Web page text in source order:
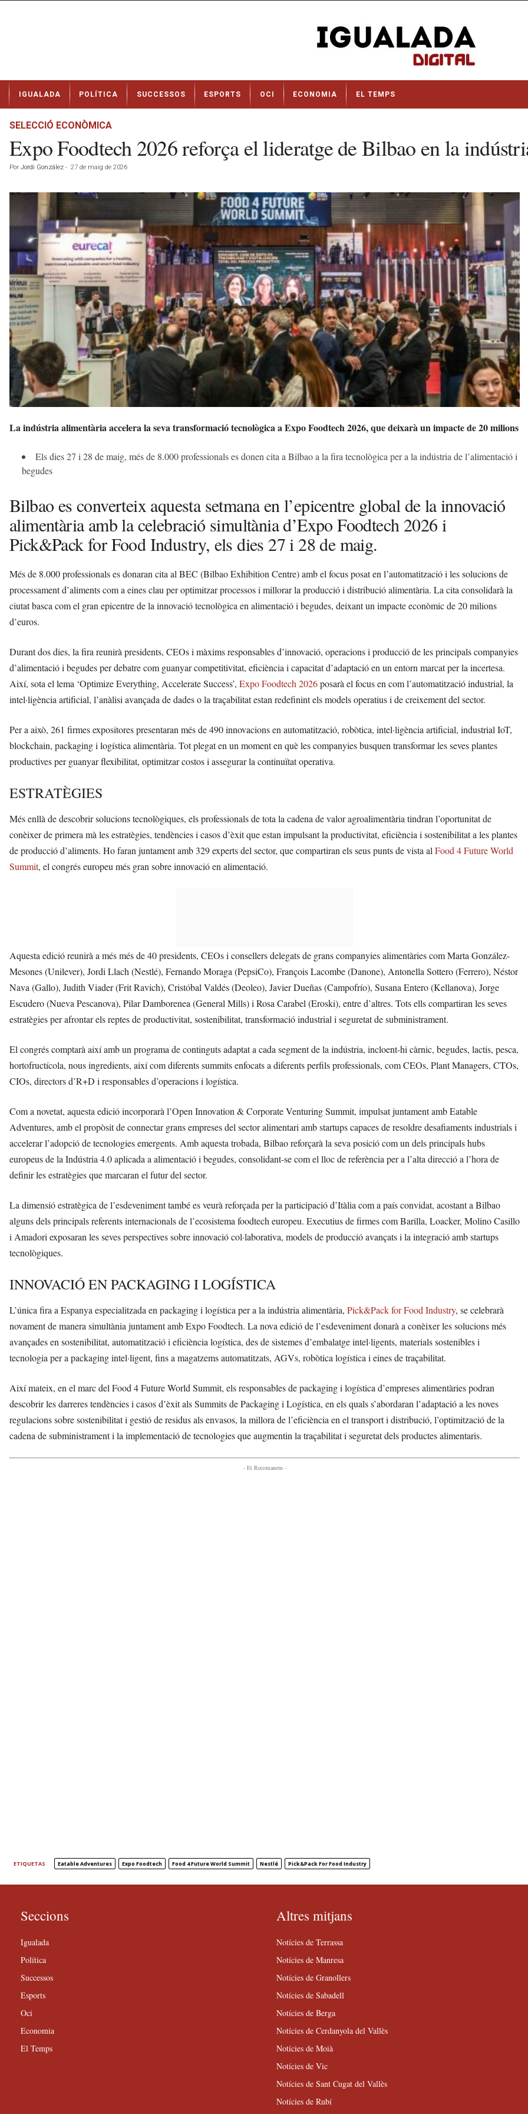
t
IGUALADA POLÍTICA SUCCESSOS ESPORTS OCI ECONOMIA EL TEMPS
SELECCIÓ ECONÒMICA
Expo Foodtech 2026 reforça el lideratge de Bilbao en la
Por Jordi González - 27 de maig de 2026
La indústria alimentària accelera la seva transformació tecnològica a Expo Foodtech 2026, que deixarà un impacte de 20 milions
Els dies 27 i 28 de maig, més de 8.000 professionals es donen cita a Bilbao a la fira tecnològica per a la indústria de l’alimentació i
begudes
Bilbao es converteix aquesta setmana en l’epicentre global de la innovació
alimentària amb la celebració simultània d’Expo Foodtech 2026 i
Pick&Pack for Food Industry, els dies 27 i 28 de maig.
Més de 8.000 professionals es donaran cita al BEC (Bilbao Exhibition Centre) amb el focus posat en l’automatització i les solucions de
processament d’aliments com a eines clau per optimitzar processos i millorar la producció i distribució alimentària. La cita consolidarà la
ciutat basca com el gran epicentre de la innovació tecnològica en alimentació i begudes, deixant un impacte econòmic de 20 milions
d’euros.
Durant dos dies, la fira reunirà presidents, CEOs i màxims responsables d’innovació, operacions i producció de les principals companyies
d’alimentació i begudes per debatre com guanyar competitivitat, eficiència i capacitat d’adaptació en un entorn marcat per la incertesa.
Així, sota el lema ‘Optimize Everything, Accelerate Success’, Expo Foodtech 2026posarà el focus en com l’automatització industrial, la
intel·ligència artificial, l’anàlisi avançada de dades o la traçabilitat estan redefinint els models operatius i de creixement del sector.
Per a això, 261 firmes expositores presentaran més de 490 innovacions en automatització, robòtica, intel·ligència artificial, industrial IoT,
blockchain, packaging i logística alimentària. Tot plegat en un moment en què les companyies busquen transformar les seves plantes
productives per guanyar flexibilitat, optimitzar costos i assegurar la continuïtat operativa.
ESTRATÈGIES
Més enllà de descobrir solucions tecnològiques, els professionals de tota la cadena de valor agroalimentària tindran l’oportunitat de
conèixer de primera mà les estratègies, tendències i casos d’èxit que estan impulsant la productivitat, eficiència i sostenibilitat a les plantes
de producció d’aliments. Ho faran juntament amb 329 experts del sector, que compartiran els seus punts de vista al Food 4 Future World
Summit, el congrés europeu més gran sobre innovació en alimentació.
Aquesta edició reunirà a més més de 40 presidents, CEOs i consellers delegats de grans companyies alimentàries com Marta González-
Mesones (Unilever), Jordi Llach (Nestlé), Fernando Moraga (PepsiCo), François Lacombe (Danone), Antonella Sottero (Ferrero), Néstor
Nava (Gallo), Judith Viader (Frit Ravich), Cristóbal Valdés (Deoleo), Javier Dueñas (Campofrío), Susana Entero (Kellanova), Jorge
Escudero (Nueva Pescanova), Pilar Damborenea (General Mills) i Rosa Carabel (Eroski), entre d’altres. Tots ells compartiran les seves
estratègies per afrontar els reptes de productivitat, sostenibilitat, transformació industrial i seguretat de subministrament.
El congrés comptarà així amb un programa de continguts adaptat a cada segment de la indústria, incloent-hi càrnic, begudes, lactis, pesca,
hortofructícola, nous ingredients, així com diferents summits enfocats a diferents perfils professionals, com CEOs, Plant Managers, CTOs,
CIOs, directors d’R+D i responsables d’operacions i logística.
Com a novetat, aquesta edició incorporarà l’Open Innovation & Corporate Venturing Summit, impulsat juntament amb Eatable
Adventures, amb el propòsit de connectar grans empreses del sector alimentari amb startups capaces de resoldre desafiaments industrials i
accelerar l’adopció de tecnologies emergents. Amb aquesta trobada, Bilbao reforçarà la seva posició com un dels principals hubs
europeus de la Indústria 4.0 aplicada a alimentació i begudes, consolidant-se com el lloc de referència per a l’alta direcció a l’hora de
definir les estratègies que marcaran el futur del sector.
La dimensió estratègica de l’esdeveniment també es veurà reforçada per la participació d’Itàlia com a país convidat, acostant a Bilbao
alguns dels principals referents internacionals de l’ecosistema foodtech europeu. Executius de firmes com Barilla, Loacker, Molino Casillo
i Amadori exposaran les seves perspectives sobre innovació col·laborativa, models de producció avançats i la integració amb startups
tecnològiques.
INNOVACIÓ EN PACKAGING I LOGÍSTICA
L’única fira a Espanya especialitzada en packaging i logística per a la indústria alimentària, Pick&Pack for Food Industry, se celebrarà
novament de manera simultània juntament amb Expo Foodtech. La nova edició de l’esdeveniment donarà a conèixer les solucions més
avançades en sostenibilitat, automatització i eficiència logística, des de sistemes d’embalatge intel·ligents, materials sostenibles i
tecnologia per a packaging intel·ligent, fins a magatzems automatitzats, AGVs, robòtica logística i eines de traçabilitat.
Així mateix, en el marc del Food 4 Future World Summit, els responsables de packaging i logística d’empreses alimentàries podran
descobrir les darreres tendències i casos d’èxit als Summits de Packaging i Logística, en els quals s’abordaran l’adaptació a les noves
regulacions sobre sostenibilitat i gestió de residus als envasos, la millora de l’eficiència en el transport i distribució, l’optimització de la
cadena de subministrament i la implementació de tecnologies que augmentin la traçabilitat i seguretat dels productes alimentaris.
- Et Recomanem -
ETIQUETAS Eatable Adventures Expo Foodtech Food 4 Future World Summit Nestlé Pick&Pack For Food Industry
Seccions
Igualada
Política
Successos
Esports
Oci
Economia
El Temps
Altres mitjans
Notícies de Terrassa
Notícies de Manresa
Notícies de Granollers
Notícies de Sabadell
Notícies de Berga
Notícies de Cerdanyola del Vallès
Notícies de Moià
Notícies de Vic
Notícies de Sant Cugat del Vallès
Notícies de Rubí